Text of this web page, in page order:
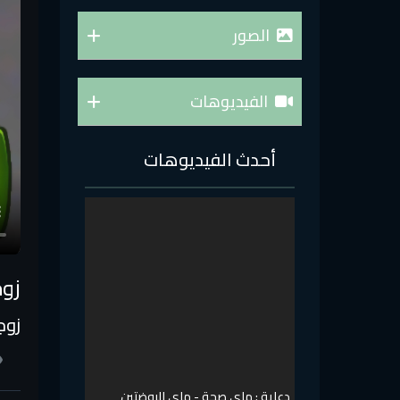
الصور
الفيديوهات
أحدث الفيديوهات